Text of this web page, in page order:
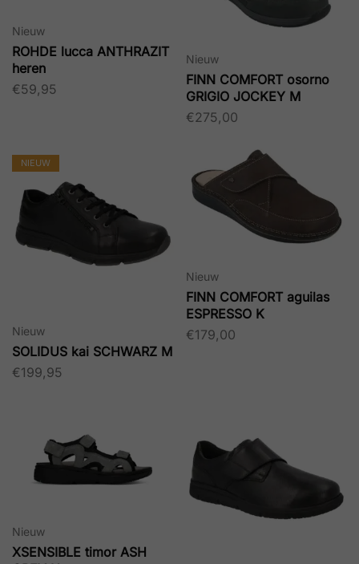
Nieuw
ROHDE lucca ANTHRAZIT
heren
€59,95
Nieuw
FINN COMFORT osorno
GRIGIO JOCKEY M
€275,00
NIEUW
Nieuw
SOLIDUS kai SCHWARZ M
€199,95
Nieuw
FINN COMFORT aguilas
ESPRESSO K
€179,00
Nieuw
XSENSIBLE timor ASH